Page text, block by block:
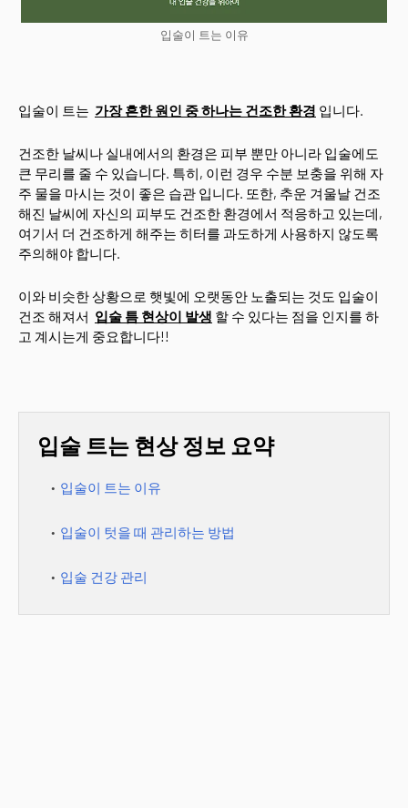
입술이 트는 이유
입술이 트는 가장 흔한 원인 중 하나는 건조한 환경 입니다.
건조한 날씨나 실내에서의 환경은 피부 뿐만 아니라 입술에도
큰 무리를 줄 수 있습니다. 특히, 이런 경우 수분 보충을 위해 자
주 물을 마시는 것이 좋은 습관 입니다. 또한, 추운 겨울날 건조
해진 날씨에 자신의 피부도 건조한 환경에서 적응하고 있는데,
여기서 더 건조하게 해주는 히터를 과도하게 사용하지 않도록
주의해야 합니다.
이와 비슷한 상황으로 햇빛에 오랫동안 노출되는 것도 입술이
건조 해져서 입술 틈 현상이 발생 할 수 있다는 점을 인지를 하
고 계시는게 중요합니다!!
입술 트는 현상 정보 요약
입술이 트는 이유
입술이 텃을 때 관리하는 방법
입술 건강 관리